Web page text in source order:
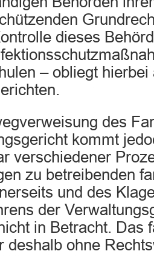
dieses
– obliegt hierbei
des
kommt
verschiedener
zu betreibenden
und des
der
in Betracht. Das
deshalb ohne